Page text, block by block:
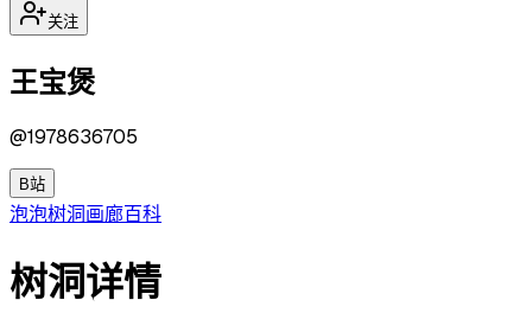
关注
王宝煲
@1978636705
B站
泡泡树洞画廊百科
树洞详情